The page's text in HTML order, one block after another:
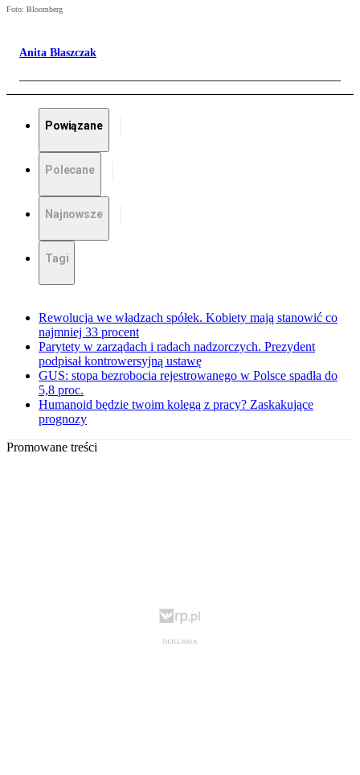
Foto: Bloomberg
Anita Błaszczak
Powiązane
Polecane
Najnowsze
Tagi
Rewolucja we władzach spółek. Kobiety mają stanowić co
najmniej 33 procent
Parytety w zarządach i radach nadzorczych. Prezydent
podpisał kontrowersyjną ustawę
GUS: stopa bezrobocia rejestrowanego w Polsce spadła do
5,8 proc.
Humanoid będzie twoim kolegą z pracy? Zaskakujące
prognozy
Promowane treści